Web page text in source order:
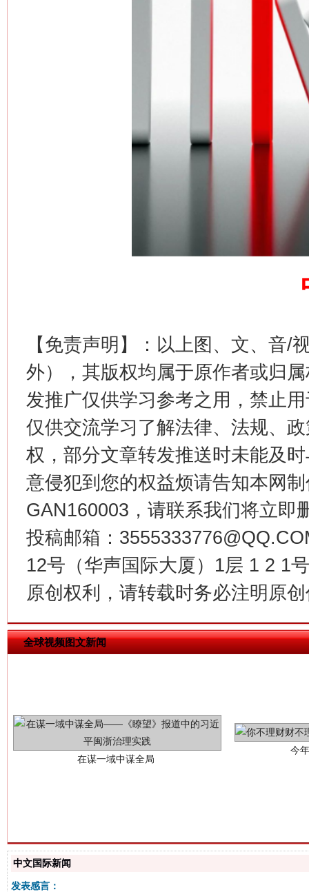
【免责声明】：以上图、文、音/
外），其版权均属于原作者或归
发推广仅供学习参考之用，禁止
仅供交流学习了解法律、法规、
权，部分文章转发推送时未能及
意侵犯到您的权益烦请告知本网
GAN160003，请联系我们将立即
投稿邮箱：
12号（华声国际大厦）1层 1 2 1
原创权利，请转载时务必注明原
全球视频图文新闻
这是一记警钟！ 谢
习近平的博鳌关键词
中文国际新闻
发表感言：